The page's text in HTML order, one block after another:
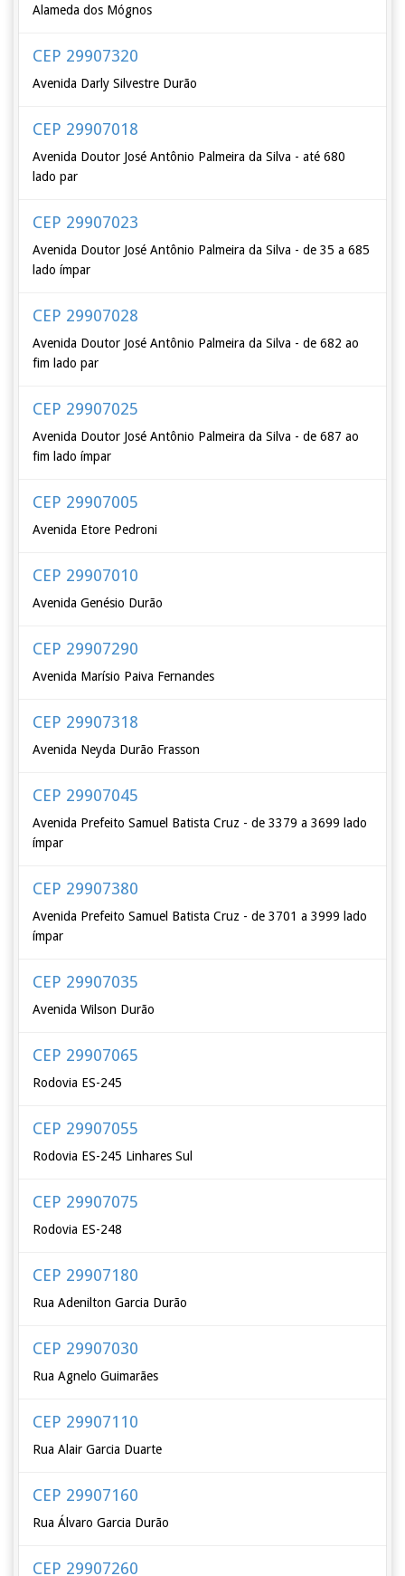
Alameda dos Mógnos
CEP 29907320
Avenida Darly Silvestre Durão
CEP 29907018
Avenida Doutor José Antônio Palmeira da Silva - até 680
lado par
CEP 29907023
Avenida Doutor José Antônio Palmeira da Silva - de 35 a 685
lado ímpar
CEP 29907028
Avenida Doutor José Antônio Palmeira da Silva - de 682 ao
fim lado par
CEP 29907025
Avenida Doutor José Antônio Palmeira da Silva - de 687 ao
fim lado ímpar
CEP 29907005
Avenida Etore Pedroni
CEP 29907010
Avenida Genésio Durão
CEP 29907290
Avenida Marísio Paiva Fernandes
CEP 29907318
Avenida Neyda Durão Frasson
CEP 29907045
Avenida Prefeito Samuel Batista Cruz - de 3379 a 3699 lado
ímpar
CEP 29907380
Avenida Prefeito Samuel Batista Cruz - de 3701 a 3999 lado
ímpar
CEP 29907035
Avenida Wilson Durão
CEP 29907065
Rodovia ES-245
CEP 29907055
Rodovia ES-245 Linhares Sul
CEP 29907075
Rodovia ES-248
CEP 29907180
Rua Adenilton Garcia Durão
CEP 29907030
Rua Agnelo Guimarães
CEP 29907110
Rua Alair Garcia Duarte
CEP 29907160
Rua Álvaro Garcia Durão
CEP 29907260